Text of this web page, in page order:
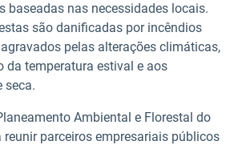
baseadas nas necessidades locais.
são danificadas por incêndios
pelas alterações climáticas,
da temperatura estival e aos
seca.
Ambiental e Florestal do
parceiros empresariais públicos